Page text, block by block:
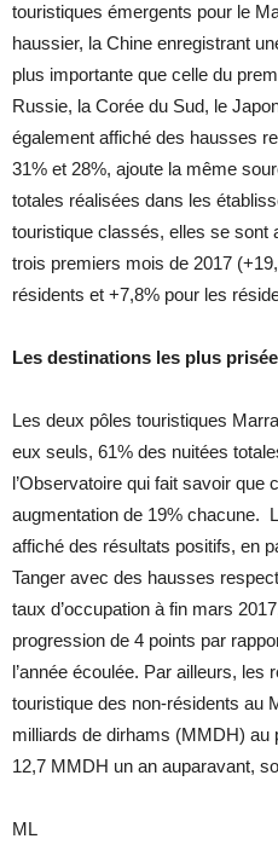
touristiques émergents pour le
haussier, la Chine enregistrant
plus importante que celle du
Russie, la Corée du Sud, le
également affiché des hausses
31% et 28%, ajoute la même
totales réalisées dans les
touristique classés, elles se sont
trois premiers mois de 2017
résidents et +7,8% pour les
Les destinations les plus
Les deux pôles touristiques
eux seuls, 61% des nuitées
l’Observatoire qui fait savoir que
augmentation de 19% chacune.
affiché des résultats positifs, en
Tanger avec des hausses
taux d’occupation à fin mars
progression de 4 points par
l’année écoulée. Par ailleurs, les
touristique des non-résidents au
milliards de dirhams (MMDH) au
12,7 MMDH un an auparavant,
ML